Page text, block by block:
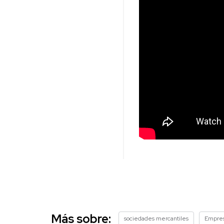
Más sobre: sociedades mercantiles